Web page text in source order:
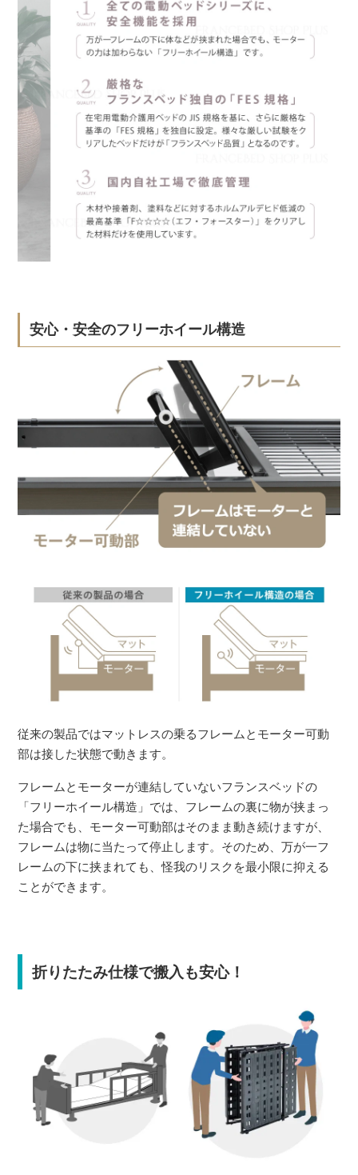
安心・安全のフリーホイール構造
従来の製品ではマットレスの乗るフレームとモーター可動
部は接した状態で動きます。
フレームとモーターが連結していないフランスベッドの
「フリーホイール構造」では、フレームの裏に物が挟まっ
た場合でも、モーター可動部はそのまま動き続けますが、
フレームは物に当たって停止します。そのため、万が一フ
レームの下に挟まれても、怪我のリスクを最小限に抑える
ことができます。
折りたたみ仕様で搬入も安心！